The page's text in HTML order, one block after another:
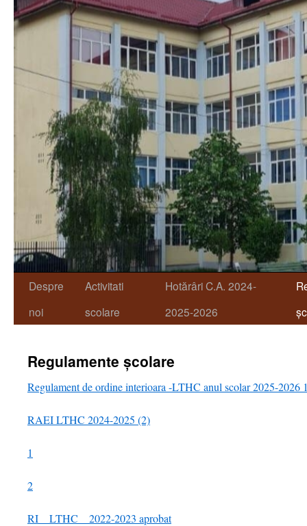
Despre
noi
Activitati
scolare
Hotărâri C.A. 2024-
2025-2026
Regulamente școlare
Regulament de ordine interioara -LTHC anul scolar 2025-2026
RAEI LTHC 2024-2025 (2)
1
2
RI__LTHC__2022-2023 aprobat